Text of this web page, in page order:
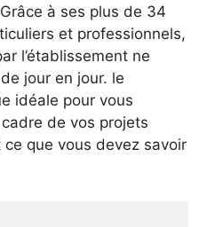
à ses plus de 34
et professionnels,
l’établissement ne
jour en jour. le
idéale pour vous
de vos projets
que vous devez savoir